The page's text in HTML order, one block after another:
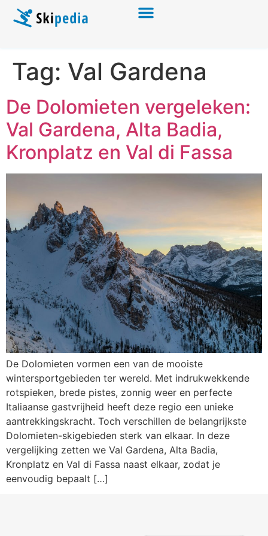
Tag: Val Gardena
De Dolomieten vergeleken:
Val Gardena, Alta Badia,
Kronplatz en Val di Fassa
De Dolomieten vormen een van de mooiste
wintersportgebieden ter wereld. Met indrukwekkende
rotspieken, brede pistes, zonnig weer en perfecte
Italiaanse gastvrijheid heeft deze regio een unieke
aantrekkingskracht. Toch verschillen de belangrijkste
Dolomieten-skigebieden sterk van elkaar. In deze
vergelijking zetten we Val Gardena, Alta Badia,
Kronplatz en Val di Fassa naast elkaar, zodat je
eenvoudig bepaalt […]